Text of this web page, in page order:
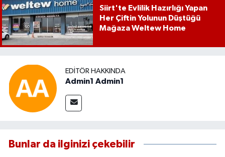
Siirt'te Evlilik Hazırlığı Yapan
Her Çiftin Yolunun Düştüğü
Mağaza Weltew Home
EDITÖR HAKKINDA
Admin1 Admin1
Bunlar da ilginizi çekebilir